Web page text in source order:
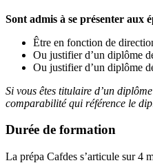
Sont admis à se présenter aux
Être en fonction de
Ou justifier d’un diplôme
Ou justifier d’un diplôme
Si vous êtes titulaire d’un
comparabilité qui référence le
Durée de formation
La prépa Cafdes s’articule sur 4